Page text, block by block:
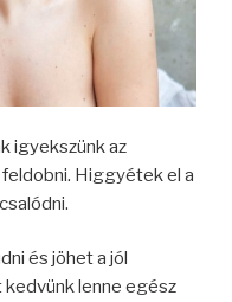
igyekszünk az
Higgyétek el a
és jöhet a jól
lenne egész